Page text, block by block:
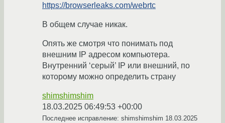
https://browserleaks.com/webrtc
В общем случае никак.
Опять же смотря что понимать под
внешним IP адресом компьютера.
Внутренний ‘серый’ IP или внешний, по
которому можно определить страну
shimshimshim
18.03.2025 06:49:53 +00:00
Последнее исправление: shimshimshim 18.03.2025